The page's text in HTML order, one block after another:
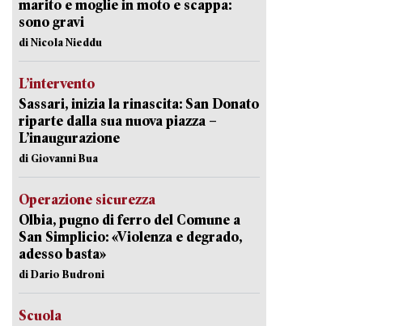
marito e moglie in moto e scappa:
sono gravi
di Nicola Nieddu
L’intervento
Sassari, inizia la rinascita: San Donato
riparte dalla sua nuova piazza –
L’inaugurazione
di Giovanni Bua
Operazione sicurezza
Olbia, pugno di ferro del Comune a
San Simplicio: «Violenza e degrado,
adesso basta»
di Dario Budroni
Scuola